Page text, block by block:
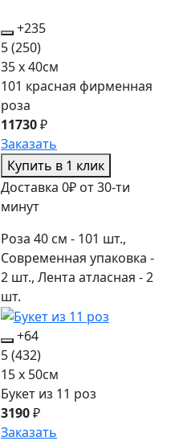
+235
5(250)
35 x 40см
101 красная фирменная
роза
11730₽
Заказать
Купить в 1 клик
Доставка 0₽ от 30-ти
минут
Роза 40 см - 101 шт.,
Современная упаковка -
2 шт., Лента атласная - 2
шт.
+64
5(432)
15 x 50см
Букет из 11 роз
3190₽
Заказать